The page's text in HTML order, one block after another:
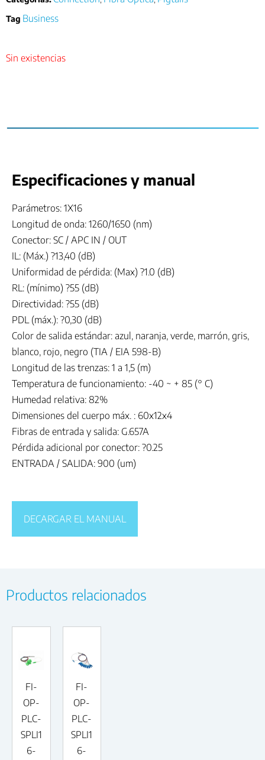
Tag Business
Sin existencias
Especificaciones y manual
Parámetros: 1X16
Longitud de onda: 1260/1650 (nm)
Conector: SC / APC IN / OUT
IL: (Máx.) ?13,40 (dB)
Uniformidad de pérdida: (Max) ?1.0 (dB)
RL: (mínimo) ?55 (dB)
Directividad: ?55 (dB)
PDL (máx.): ?0,30 (dB)
Color de salida estándar: azul, naranja, verde, marrón, gris,
blanco, rojo, negro (TIA / EIA 598-B)
Longitud de las trenzas: 1 a 1,5 (m)
Temperatura de funcionamiento: -40 ~ + 85 (° C)
Humedad relativa: 82%
Dimensiones del cuerpo máx. : 60x12x4
Fibras de entrada y salida: G.657A
Pérdida adicional por conector: ?0.25
ENTRADA / SALIDA: 900 (um)
DECARGAR EL MANUAL
Productos relacionados
FI-
OP-
PLC-
SPLI1
6-
FI-
OP-
PLC-
SPLI1
6-